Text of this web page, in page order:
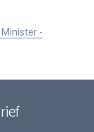
Minister -